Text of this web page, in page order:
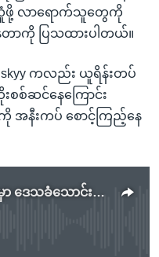
ဖို့ လာရောက်သူတွေကို
ကို ပြသထားပါတယ်။
ကလည်း ယူရိန်းတပ်
စစ်ဆင်နေကြောင်း
အနီးကပ် စောင့်ကြည့်နေ
ယူကရိန်းတပ်ဝင်လာတဲ့ Kursk မှာ ဒေသခံသောင်းချီ ပြောင်းရွှေ့ပေးနေ
available